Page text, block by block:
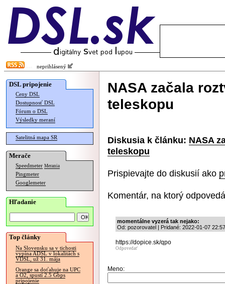
neprihlásený
DSL pripojenie
Ceny DSL
Dostupnosť DSL
Fórum o DSL
Výsledky meraní
Satelitná mapa SR
Merače
Speedmeter Merania
Pingmeter
Googlemeter
Hľadanie
Top články
Na Slovensku sa v tichosti
vypína ADSL v lokalitách s
VDSL, už 31. mája
Orange sa doťahuje na UPC
a O2, spustí 2.5 Gbps
pripojenie
NASA začala
teleskopu
Diskusia k článku: NASA
teleskopu
Prispievajte do diskusií ako
Komentár, na ktorý
momentálne vyzerá tak nejako:
Od: pozorovatel | Pridané: 2022-01-07
https://dopice.sk/qpo
Odpovedať
Meno: